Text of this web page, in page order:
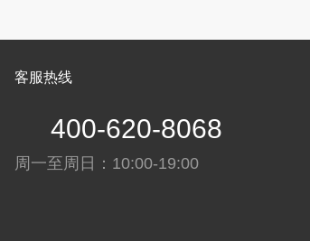
客服热线
400-620-8068
周一至周日：10:00-19:00